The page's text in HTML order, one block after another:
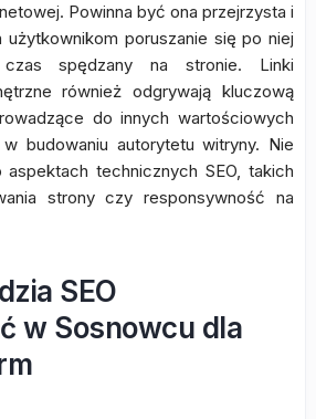
Powinna być ona przejrzysta i
użytkownikom poruszanie się po niej
spędzany na stronie. Linki
również odgrywają kluczową
do innych wartościowych
budowaniu autorytetu witryny. Nie
technicznych SEO, takich
strony czy responsywność na
SEO
w Sosnowcu dla